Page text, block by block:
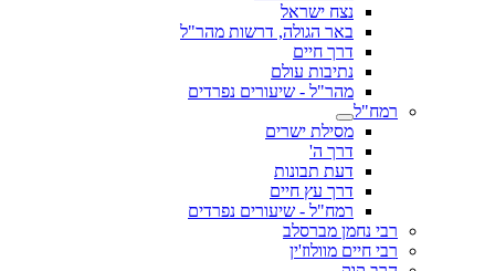
נצח ישראל
באר הגולה, דרשות מהר"ל
דרך חיים
נתיבות עולם
מהר"ל - שיעורים נפרדים
רמח"ל
מסילת ישרים
דרך ה'
דעת תבונות
דרך עץ חיים
רמח"ל - שיעורים נפרדים
רבי נחמן מברסלב
רבי חיים מוולוז'ין